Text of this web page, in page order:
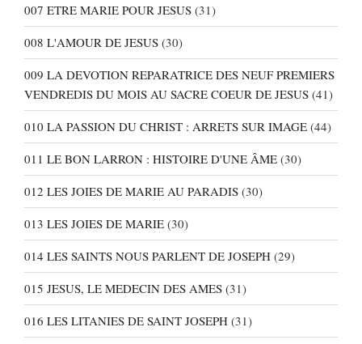
007 ETRE MARIE POUR JESUS (31)
008 L'AMOUR DE JESUS (30)
009 LA DEVOTION REPARATRICE DES NEUF PREMIERS
VENDREDIS DU MOIS AU SACRE COEUR DE JESUS (41)
010 LA PASSION DU CHRIST : ARRETS SUR IMAGE (44)
011 LE BON LARRON : HISTOIRE D'UNE ÂME (30)
012 LES JOIES DE MARIE AU PARADIS (30)
013 LES JOIES DE MARIE (30)
014 LES SAINTS NOUS PARLENT DE JOSEPH (29)
015 JESUS, LE MEDECIN DES AMES (31)
016 LES LITANIES DE SAINT JOSEPH (31)